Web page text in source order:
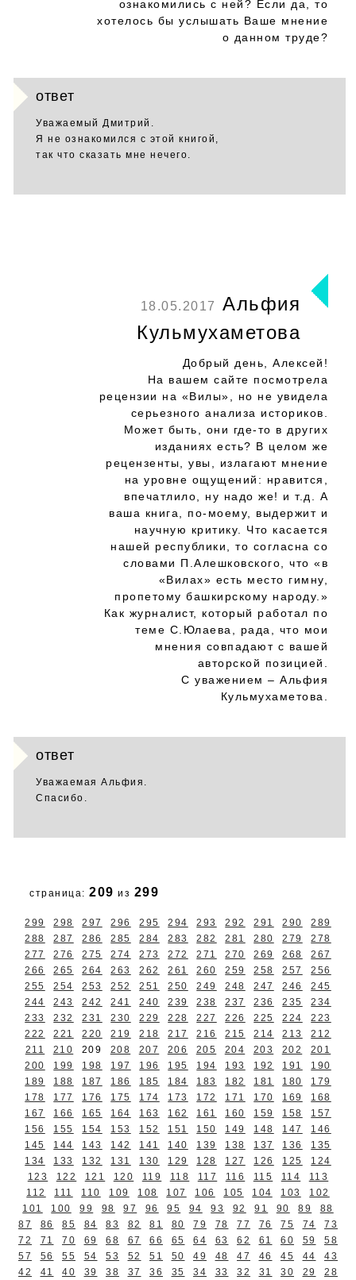
ознакомились с ней? Если да, то
хотелось бы услышать Ваше мнение
о данном труде?
ответ
Уважаемый Дмитрий.
Я не ознакомился с этой книгой,
так что сказать мне нечего.
18.05.2017
Альфия
Кульмухаметова
Добрый день, Алексей!
На вашем сайте посмотрела
рецензии на «Вилы», но не увидела
серьезного анализа историков.
Может быть, они где-то в других
изданиях есть? В целом же
рецензенты, увы, излагают мнение
на уровне ощущений: нравится,
впечатлило, ну надо же! и т.д. А
ваша книга, по-моему, выдержит и
научную критику. Что касается
нашей республики, то согласна со
словами П.Алешковского, что «в
«Вилах» есть место гимну,
пропетому башкирскому народу.»
Как журналист, который работал по
теме С.Юлаева, рада, что мои
мнения совпадают с вашей
авторской позицией.
С уважением – Альфия
Кульмухаметова.
ответ
Уважаемая Альфия.
Спасибо.
страница: 209 из 299
299 298 297 296 295 294 293 292 291 290
289
288
287 286 285 284 283 282 281 280 279
278
277
276 275 274 273 272 271 270 269 268
267
266
265 264 263 262 261 260 259 258 257
256
255
254 253 252 251 250 249 248 247 246
245
244
243 242 241 240 239 238 237 236 235
234
233
232 231 230 229 228 227 226 225 224
223
222
221 220 219 218 217 216 215 214 213
212
211
210 209 208 207 206 205 204 203 202
201
200
199 198 197 196 195 194 193 192 191
190
189
188 187 186 185 184 183 182 181 180
179
178
177 176 175 174 173 172 171 170 169
168
167
166 165 164 163 162 161 160 159 158
157
156
155 154 153 152 151 150 149 148 147
146
145
144 143 142 141 140 139 138 137 136
135
134
133 132 131 130 129 128 127 126 125
124
123
122 121 120 119 118 117 116 115 114
113
112
111 110 109 108 107 106 105 104 103
102
101
100 99 98 97 96 95 94 93 92 91 90 89
88
87
86 85 84 83 82 81 80 79 78 77 76 75 74
73
72
71 70 69 68 67 66 65 64 63 62 61 60 59
58
57
56 55 54 53 52 51 50 49 48 47 46 45 44
43
42
41 40 39 38 37 36 35 34 33 32 31 30 29 28